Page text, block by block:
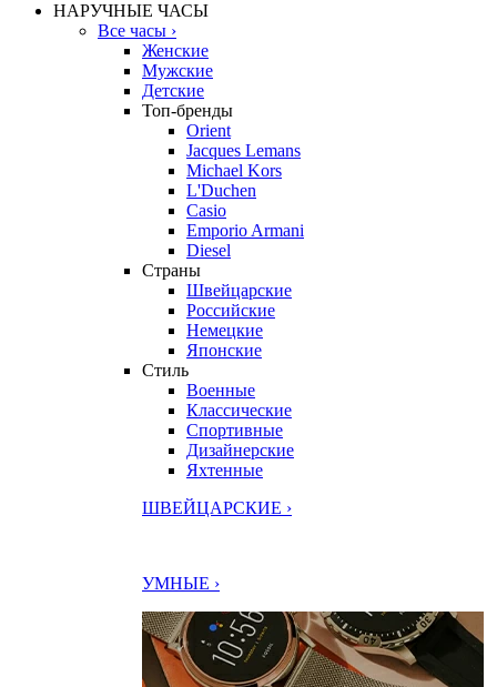
НАРУЧНЫЕ ЧАСЫ
Все часы ›
Женские
Мужские
Детские
Топ-бренды
Orient
Jacques Lemans
Michael Kors
L'Duchen
Casio
Emporio Armani
Diesel
Страны
Швейцарские
Российские
Немецкие
Японские
Стиль
Военные
Классические
Спортивные
Дизайнерские
Яхтенные
ШВЕЙЦАРСКИЕ ›
УМНЫЕ ›